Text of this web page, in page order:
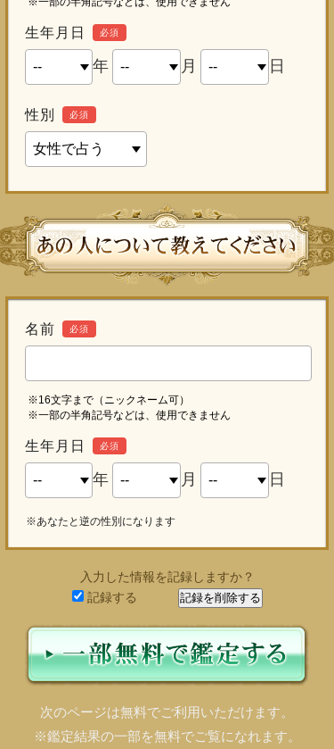
生年月日 必須
年 月 日
性別 必須
名前 必須
※16文字まで（ニックネーム可）
※一部の半角記号などは、使用できません
生年月日 必須
年 月 日
※あなたと逆の性別になります
入力した情報を記録しますか？
記録する
次のページは無料でご利用いただけます。
※鑑定結果の一部を無料でご覧になれます。